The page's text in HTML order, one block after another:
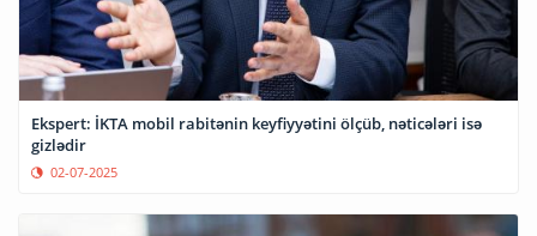
Ekspert: İKTA mobil rabitənin keyfiyyətini ölçüb, nəticələri isə
gizlədir
02-07-2025